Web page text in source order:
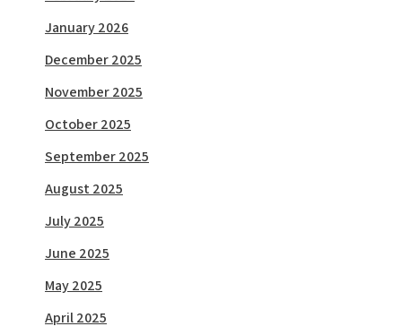
January 2026
December 2025
November 2025
October 2025
September 2025
August 2025
July 2025
June 2025
May 2025
April 2025